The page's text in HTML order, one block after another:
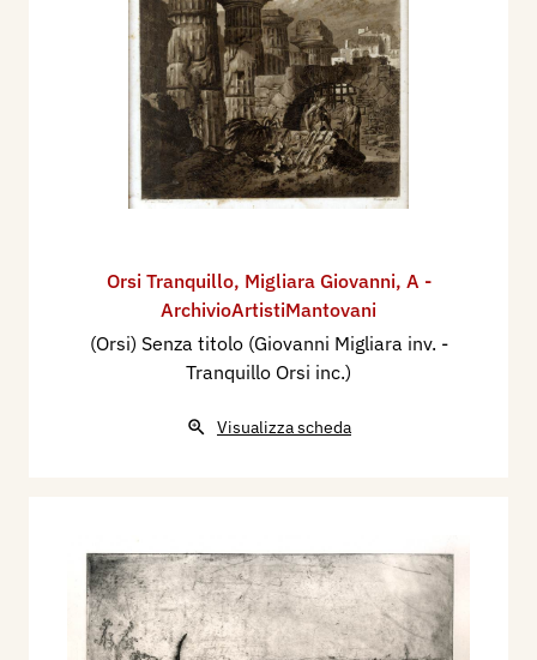
Orsi Tranquillo, Migliara Giovanni, A -
ArchivioArtistiMantovani
(Orsi) Senza titolo (Giovanni Migliara inv. -
Tranquillo Orsi inc.)
Visualizza scheda